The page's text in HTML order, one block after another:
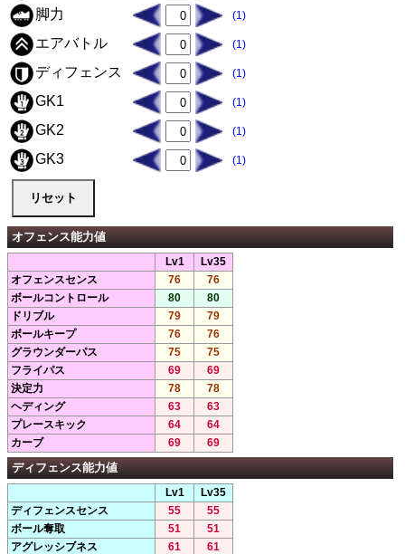
脚力 (1)
エアバトル (1)
ディフェンス (1)
GK1 (1)
GK2 (1)
GK3 (1)
オフェンス能力値
Lv1
Lv35
オフェンスセンス
76
76
ボールコントロール
80
80
ドリブル
79
79
ボールキープ
76
76
グラウンダーパス
75
75
フライパス
69
69
決定力
78
78
ヘディング
63
63
プレースキック
64
64
カーブ
69 69
ディフェンス能力値
Lv1
Lv35
ディフェンスセンス
55
55
ボール奪取
51
51
アグレッシブネス
61 61